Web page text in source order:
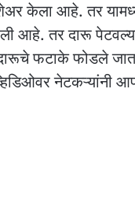
केला आहे. तर
आहे. तर दारू
फटाके फोडले
नेटकऱ्यांनी